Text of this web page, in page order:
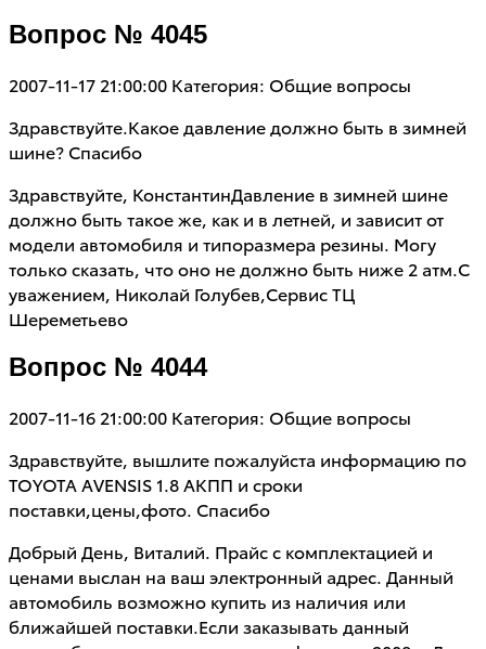
Вопрос № 4045
2007-11-17 21:00:00 Категория: Общие вопросы
Здравствуйте.Какое давление должно быть в зимней
шине? Спасибо
Здравствуйте, КонстантинДавление в зимней шине
должно быть такое же, как и в летней, и зависит от
модели автомобиля и типоразмера резины. Могу
только сказать, что оно не должно быть ниже 2 атм.С
уважением, Николай Голубев,Сервис ТЦ
Шереметьево
Вопрос № 4044
2007-11-16 21:00:00 Категория: Общие вопросы
Здравствуйте, вышлите пожалуйста информацию по
TOYOTA AVENSIS 1.8 АКПП и сроки
поставки,цены,фото. Спасибо
Добрый День, Виталий. Прайс с комплектацией и
ценами выслан на ваш электронный адрес. Данный
автомобиль возможно купить из наличия или
ближайшей поставки.Если заказывать данный